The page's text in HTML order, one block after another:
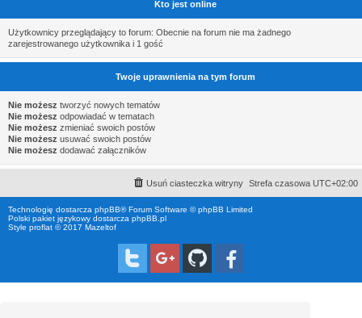
Kto jest online
Użytkownicy przeglądający to forum: Obecnie na forum nie ma żadnego
zarejestrowanego użytkownika i 1 gość
Twoje uprawnienia na tym forum
Nie możesz tworzyć nowych tematów
Nie możesz odpowiadać w tematach
Nie możesz zmieniać swoich postów
Nie możesz usuwać swoich postów
Nie możesz dodawać załączników
Strefa czasowa UTC+02:00
Usuń ciasteczka witryny
Technologię dostarcza phpBB® Forum Software © phpBB Limited
Polski pakiet językowy dostarcza phpBB.pl
Style proflat © 2017 Mazeltof